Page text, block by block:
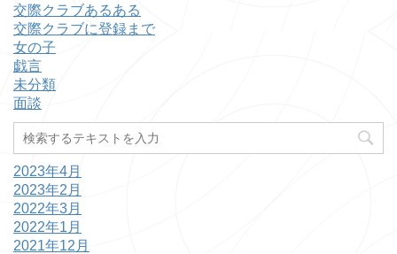
交際クラブあるある
交際クラブに登録まで
女の子
戯言
未分類
面談
2023年4月
2023年2月
2022年3月
2022年1月
2021年12月